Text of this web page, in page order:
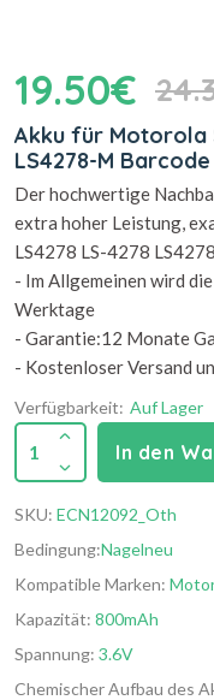
19.50€
Akku für Motorola
LS4278-M
Der hochwertige
extra hoher Leistung,
LS4278 LS-4278
- Im Allgemeinen wird
Werktage
- Garantie:12 Monate
- Kostenloser Versand
Verfügbarkeit: Auf Lager
1 In den
SKU: ECN12092_Oth
Bedingung:Nagelneu
Kompatible Marken:
Kapazität: 800mAh
Spannung: 3.6V
Chemischer Aufbau des